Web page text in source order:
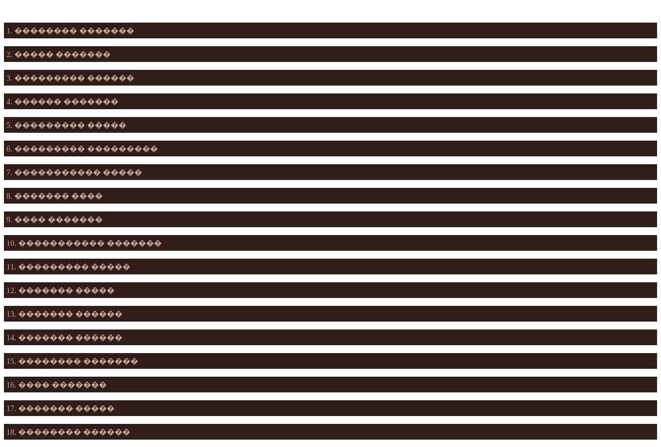
1. �������� �������
2. ����� �������
3. ��������� ������
4. ������ �������
5. ��������� �����
6. ��������� ���������
7. ����������� �����
8. ������� ����
9. ���� �������
10. ����������� �������
11. ��������� �����
12. ������� �����
13. ������� ������
14. ������� ������
15. �������� �������
16. ���� �������
17. ������� �����
18. �������� ������